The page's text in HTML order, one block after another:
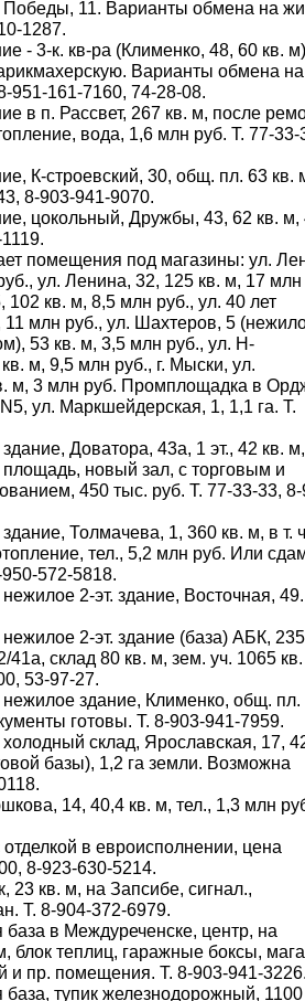
Победы, 11. Варианты обмена на
1287.
- 3-к. кв-ра (Клименко, 48, 60 кв.
Варианты обмена на
951-161-7160, 74-28-08.
в п. Рассвет, 267 кв. м, после
вода, 1,6 млн руб. Т. 77-33-
К-строевский, 30, общ. пл. 63 кв.
8-903-941-9070.
цокольный, Дружбы, 43, 62 кв. м,
помещения под магазины: ул.
ул. Ленина, 32, 125 кв. м, 17 млн
102 кв. м, 8,5 млн руб., ул. 40 лет
млн руб., ул. Шахтеров, 5
53 кв. м, 3,5 млн руб., ул. Н-
м, 9,5 млн руб., г. Мыски, ул.
м, 3 млн руб. Промплощадка в
N5, ул. Маркшейдерская, 1, 1,1 га. Т.
Доватора, 43а, 1 эт., 42 кв.
площадь, новый зал, с торговым и
450 тыс. руб. Т. 77-33-33,
Толмачева, 1, 360 кв. м, в т.
тел., 5,2 млн руб. Или
572-5818.
2-эт. здание, Восточная,
2-эт. здание (база) АБК,
41а, склад 80 кв. м, зем. уч. 1065
53-97-27.
здание, Клименко, общ. пл.
готовы. Т. 8-903-941-7959.
склад, Ярославская, 17,
базы), 1,2 га земли. Возможна
14, 40,4 кв. м, тел., 1,3 млн
в евроисполнении, цена
8-923-630-5214.
23 кв. м, на Запсибе, сигнал.,
Т. 8-904-372-6979.
база в Междуреченске, центр, на
блок теплиц, гаражные боксы,
и пр. помещения. Т. 8-903-941-
база, тупик железнодорожный,